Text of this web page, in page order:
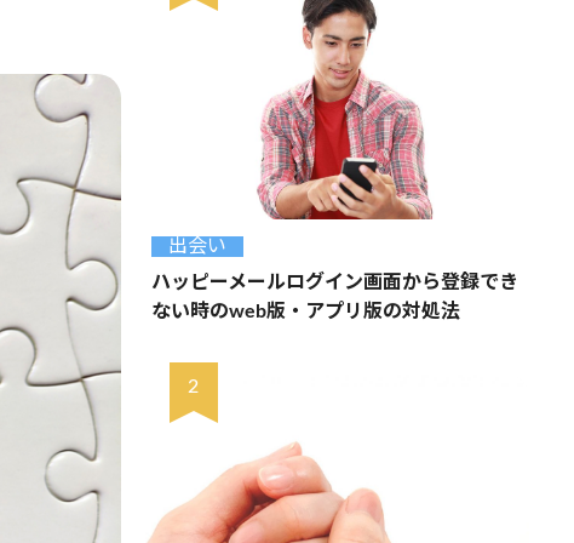
出会い
ハッピーメールログイン画面から登録でき
ない時のweb版・アプリ版の対処法